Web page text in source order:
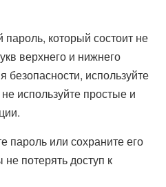
который состоит не
верхнего и нижнего
используйте
используйте простые и
пароль или сохраните его
потерять доступ к